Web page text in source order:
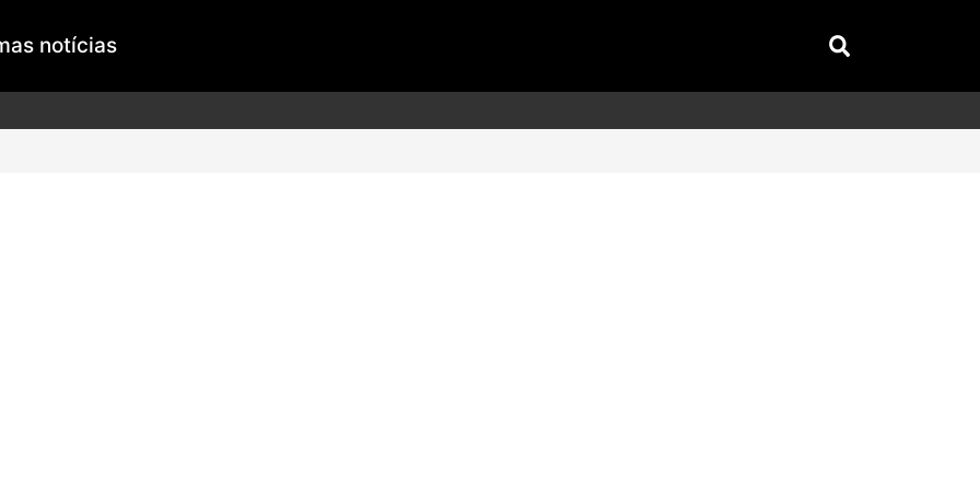
notícias